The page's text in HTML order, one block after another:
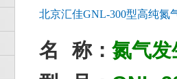
北京汇佳GNL-300型高纯氮
名 称： 氮气发